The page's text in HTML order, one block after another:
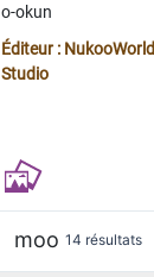
o-okun
Éditeur : NukooWorld
Studio
moo 14 résultats